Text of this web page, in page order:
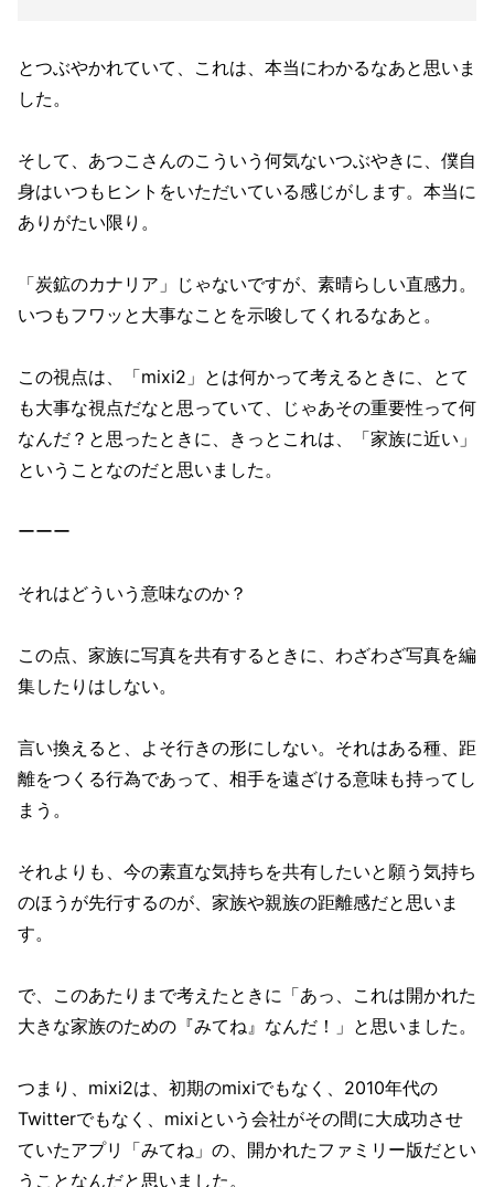
とつぶやかれていて、これは、本当にわかるなあと思いま
した。
そして、あつこさんのこういう何気ないつぶやきに、僕自
身はいつもヒントをいただいている感じがします。本当に
ありがたい限り。
「炭鉱のカナリア」じゃないですが、素晴らしい直感力。
いつもフワッと大事なことを示唆してくれるなあと。
この視点は、「mixi2」とは何かって考えるときに、とて
も大事な視点だなと思っていて、じゃあその重要性って何
なんだ？と思ったときに、きっとこれは、「家族に近い」
ということなのだと思いました。
ーーー
それはどういう意味なのか？
この点、家族に写真を共有するときに、わざわざ写真を編
集したりはしない。
言い換えると、よそ行きの形にしない。それはある種、距
離をつくる行為であって、相手を遠ざける意味も持ってし
まう。
それよりも、今の素直な気持ちを共有したいと願う気持ち
のほうが先行するのが、家族や親族の距離感だと思いま
す。
で、このあたりまで考えたときに「あっ、これは開かれた
大きな家族のための『みてね』なんだ！」と思いました。
つまり、mixi2は、初期のmixiでもなく、2010年代の
Twitterでもなく、mixiという会社がその間に大成功させ
ていたアプリ「みてね」の、開かれたファミリー版だとい
うことなんだと思いました。